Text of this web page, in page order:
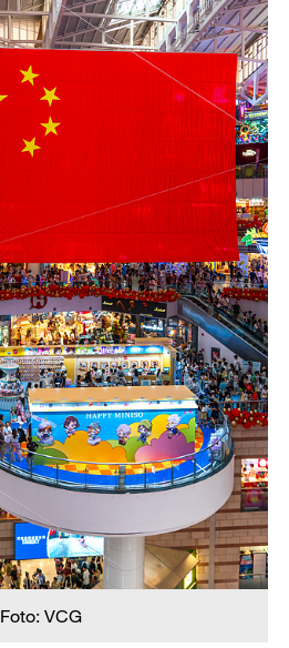
Foto: VCG